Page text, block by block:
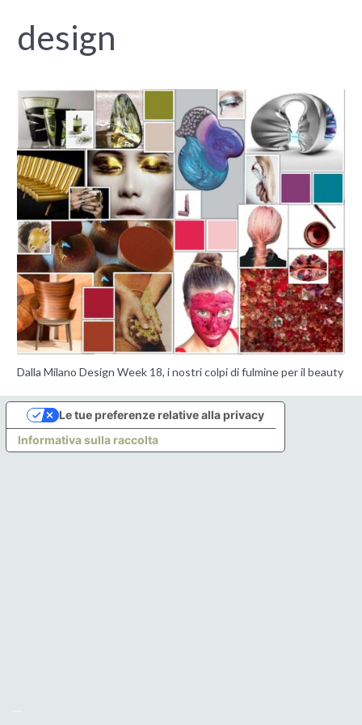
design
Dalla Milano Design Week 18, i nostri colpi di fulmine per il beauty
Informativa sulla raccolta
Le tue preferenze relative alla privacy